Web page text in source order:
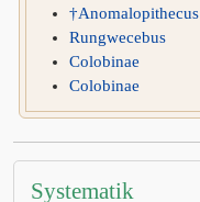
†Anomalopithecus
Rungwecebus
Colobinae
Colobinae
Systematik